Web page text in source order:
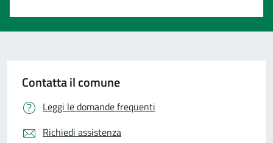
Contatta il comune
Leggi le domande frequenti
Richiedi assistenza